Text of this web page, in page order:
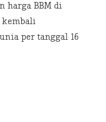
harga BBM di
kembali
per tanggal 16